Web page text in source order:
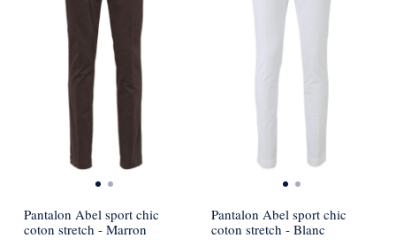
Pantalon Abel sport chic
coton stretch - Marron
Pantalon Abel sport chic
coton stretch - Blanc